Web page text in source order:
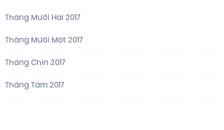
Tháng Mười Hai 2017
Tháng Mười Một 2017
Tháng Chín 2017
Tháng Tám 2017